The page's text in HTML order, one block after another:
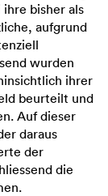
bisher als
aufgrund
wurden
ihrer
beurteilt und
Auf dieser
daraus
der
die